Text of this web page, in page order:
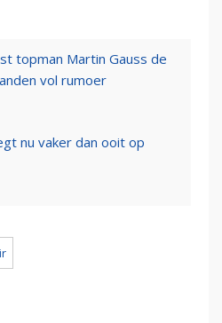
topman Martin Gauss de
vol rumoer
nu vaker dan ooit op